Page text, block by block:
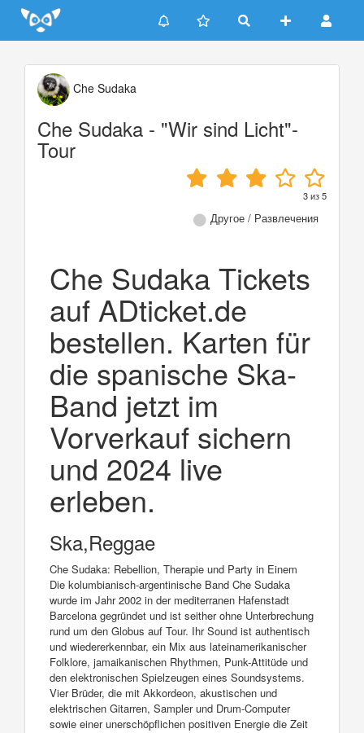
Update cookies preferences
Che Sudaka
Che Sudaka - "Wir sind Licht"-
Tour
3из5
Другое / Развлечения
Che Sudaka Tickets
auf ADticket.de
bestellen. Karten für
die spanische Ska-
Band jetzt im
Vorverkauf sichern
und 2024 live
erleben.
Ska,Reggae
Che Sudaka: Rebellion, Therapie und Party in Einem
Die kolumbianisch-argentinische Band Che Sudaka
wurde im Jahr 2002 in der mediterranen Hafenstadt
Barcelona gegründet und ist seither ohne Unterbrechung
rund um den Globus auf Tour. Ihr Sound ist authentisch
und wiedererkennbar, ein Mix aus lateinamerikanischer
Folklore, jamaikanischen Rhythmen, Punk-Attitüde und
den elektronischen Spielzeugen eines Soundsystems.
Vier Brüder, die mit Akkordeon, akustischen und
elektrischen Gitarren, Sampler und Drum-Computer
sowie einer unerschöpflichen positiven Energie die Zeit